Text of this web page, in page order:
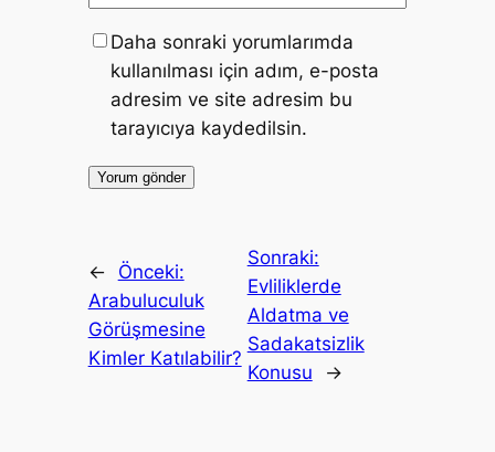
Daha sonraki yorumlarımda
kullanılması için adım, e-posta
adresim ve site adresim bu
tarayıcıya kaydedilsin.
←
Önceki:
Arabuluculuk
Görüşmesine
Kimler Katılabilir?
Sonraki:
Evliliklerde
Aldatma ve
Sadakatsizlik
Konusu
→